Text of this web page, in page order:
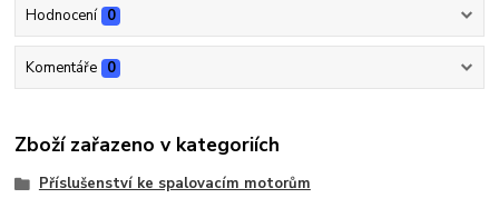
Hodnocení 0
Komentáře 0
Zboží zařazeno v kategoriích
Příslušenství ke spalovacím motorům